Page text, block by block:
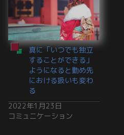
真に「いつでも独立
することができる」
ようになると勤め先
における扱いも変わ
る
2022年1月23日
コミュニケーション